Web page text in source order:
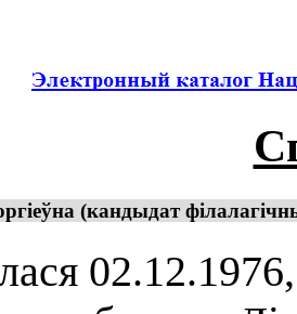
(кандыдат